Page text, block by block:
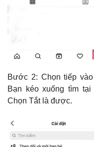
Bước 2: Chọn tiếp
Bạn kéo xuống tìm
Chọn Tắt là được.